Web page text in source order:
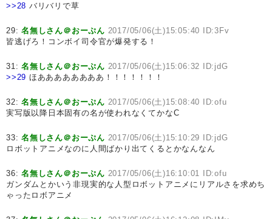
>>28 バリバリで草
29:名無しさん＠おーぷん 2017/05/06(土)15:05:40 ID:3Fv
皆逃げろ！コンボイ司令官が爆発する！
31:名無しさん＠おーぷん 2017/05/06(土)15:06:32 ID:jdG
>>29 ほああああああああ！！！！！！！
32:名無しさん＠おーぷん 2017/05/06(土)15:08:40 ID:ofu
実写版以降日本固有の名が使われなくてかなC
33:名無しさん＠おーぷん 2017/05/06(土)15:10:29 ID:jdG
ロボットアニメなのに人間ばかり出てくるとかなんなん
36:名無しさん＠おーぷん 2017/05/06(土)16:10:01 ID:ofu
ガンダムとかいう非現実的な人型ロボットアニメにリアルさを求めち
ゃったロボアニメ